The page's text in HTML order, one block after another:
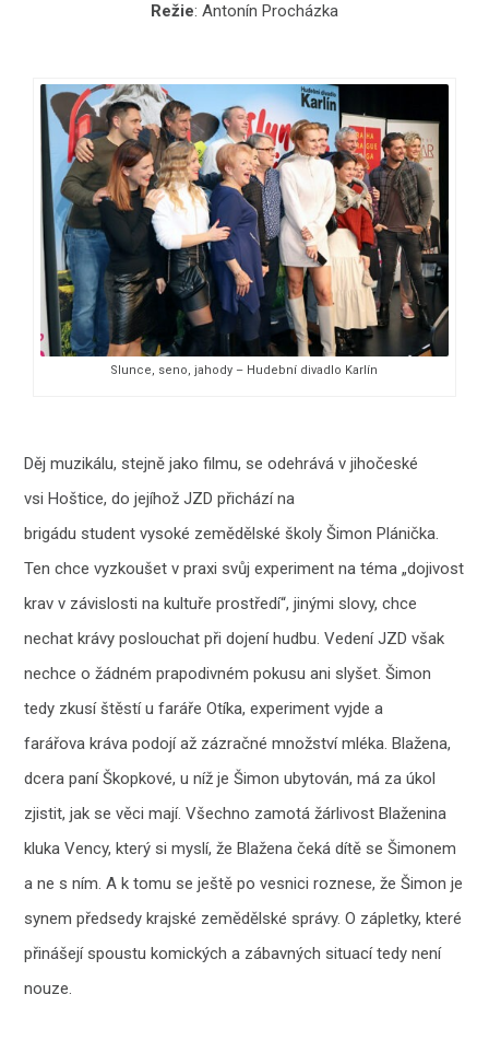
Režie: Antonín Procházka
Slunce, seno, jahody – Hudební divadlo Karlín
Děj muzikálu, stejně jako filmu, se odehrává v jihočeské
vsi Hoštice, do jejíhož JZD přichází na
brigádu student vysoké zemědělské školy Šimon Plánička.
Ten chce vyzkoušet v praxi svůj experiment na téma „dojivost
krav v závislosti na kultuře prostředí“, jinými slovy, chce
nechat krávy poslouchat při dojení hudbu. Vedení JZD však
nechce o žádném prapodivném pokusu ani slyšet. Šimon
tedy zkusí štěstí u faráře Otíka, experiment vyjde a
farářova kráva podojí až zázračné množství mléka. Blažena,
dcera paní Škopkové, u níž je Šimon ubytován, má za úkol
zjistit, jak se věci mají. Všechno zamotá žárlivost Blaženina
kluka Vency, který si myslí, že Blažena čeká dítě se Šimonem
a ne s ním. A k tomu se ještě po vesnici roznese, že Šimon je
synem předsedy krajské zemědělské správy. O zápletky, které
přinášejí spoustu komických a zábavných situací tedy není
nouze.